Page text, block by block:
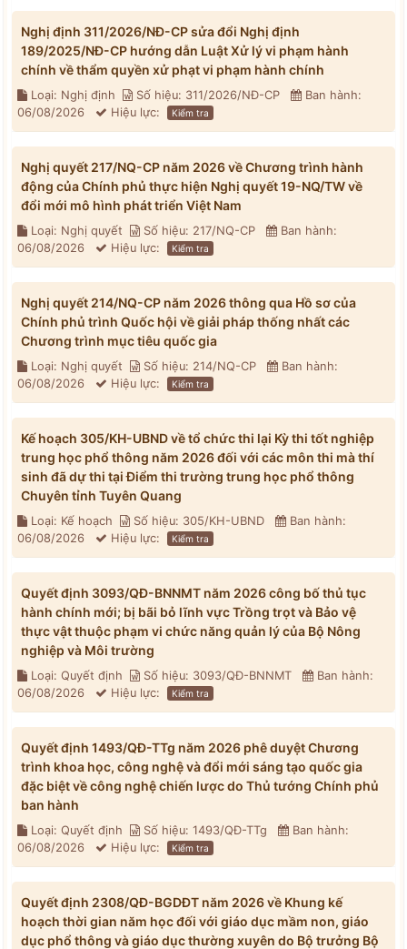
Nghị định 311/2026/NĐ-CP sửa đổi Nghị định
189/2025/NĐ-CP hướng dẫn Luật Xử lý vi phạm hành
chính về thẩm quyền xử phạt vi phạm hành chính
Loại: Nghị định Số hiệu: 311/2026/NĐ-CP
Ban hành:
06/08/2026
Hiệu lực: Kiểm tra
Nghị quyết 217/NQ-CP năm 2026 về Chương trình hành
động của Chính phủ thực hiện Nghị quyết 19-NQ/TW về
đổi mới mô hình phát triển Việt Nam
Loại: Nghị quyết Số hiệu: 217/NQ-CP
Ban hành:
06/08/2026
Hiệu lực: Kiểm tra
Nghị quyết 214/NQ-CP năm 2026 thông qua Hồ sơ của
Chính phủ trình Quốc hội về giải pháp thống nhất các
Chương trình mục tiêu quốc gia
Loại: Nghị quyết Số hiệu: 214/NQ-CP
Ban hành:
06/08/2026
Hiệu lực: Kiểm tra
Kế hoạch 305/KH-UBND về tổ chức thi lại Kỳ thi tốt nghiệp
trung học phổ thông năm 2026 đối với các môn thi mà thí
sinh đã dự thi tại Điểm thi trường trung học phổ thông
Chuyên tỉnh Tuyên Quang
Loại: Kế hoạch Số hiệu: 305/KH-UBND
Ban hành:
06/08/2026
Hiệu lực: Kiểm tra
Quyết định 3093/QĐ-BNNMT năm 2026 công bố thủ tục
hành chính mới; bị bãi bỏ lĩnh vực Trồng trọt và Bảo vệ
thực vật thuộc phạm vi chức năng quản lý của Bộ Nông
nghiệp và Môi trường
Loại: Quyết định Số hiệu: 3093/QĐ-BNNMT
Ban hành:
06/08/2026
Hiệu lực: Kiểm tra
Quyết định 1493/QĐ-TTg năm 2026 phê duyệt Chương
trình khoa học, công nghệ và đổi mới sáng tạo quốc gia
đặc biệt về công nghệ chiến lược do Thủ tướng Chính phủ
ban hành
Loại: Quyết định Số hiệu: 1493/QĐ-TTg
Ban hành:
06/08/2026
Hiệu lực: Kiểm tra
Quyết định 2308/QĐ-BGDĐT năm 2026 về Khung kế
hoạch thời gian năm học đối với giáo dục mầm non, giáo
dục phổ thông và giáo dục thường xuyên do Bộ trưởng Bộ